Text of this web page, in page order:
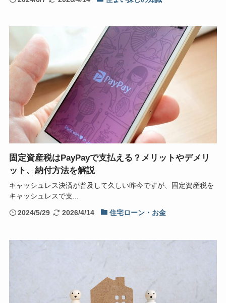
固定資産税はPayPayで支払える？メリットやデメリ
ット、納付方法を解説
キャッシュレス決済が普及して久しい昨今ですが、固定資産税を
キャッシュレスで支...
2024/5/29 2026/4/14 住宅ローン・お金